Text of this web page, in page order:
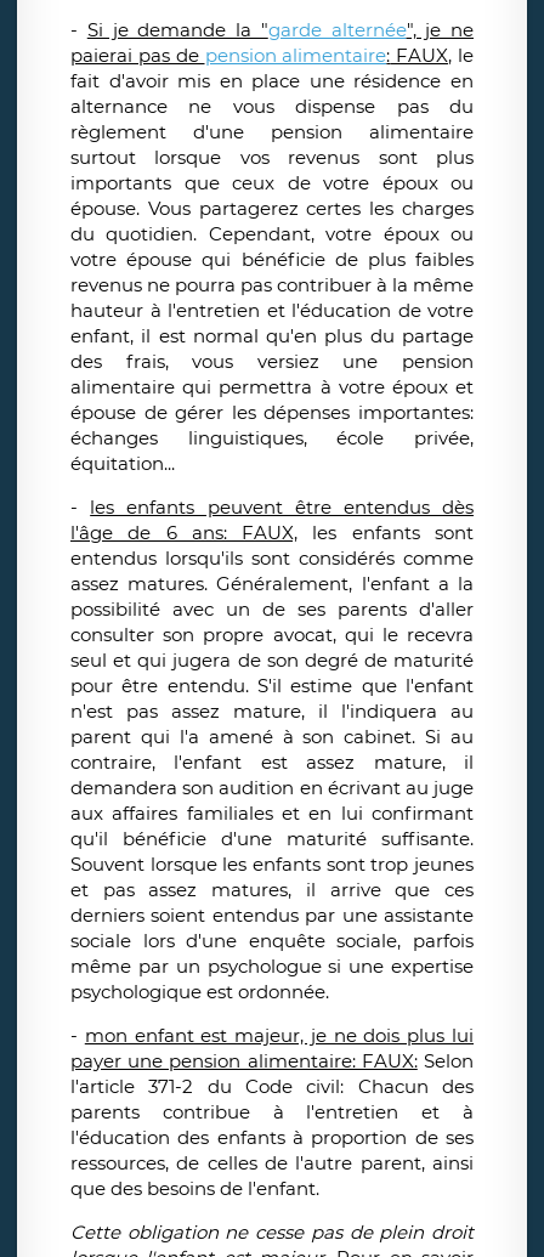
- Si je demande la "garde alternée", je ne
paierai pas de pension alimentaire: FAUX, le
fait d'avoir mis en place une résidence en
alternance ne vous dispense pas du
règlement d'une pension alimentaire
surtout lorsque vos revenus sont plus
importants que ceux de votre époux ou
épouse. Vous partagerez certes les charges
du quotidien. Cependant, votre époux ou
votre épouse qui bénéficie de plus faibles
revenus ne pourra pas contribuer à la même
hauteur à l'entretien et l'éducation de votre
enfant, il est normal qu'en plus du partage
des frais, vous versiez une pension
alimentaire qui permettra à votre époux et
épouse de gérer les dépenses importantes:
échanges linguistiques, école privée,
équitation...
- les enfants peuvent être entendus dès
l'âge de 6 ans: FAUX, les enfants sont
entendus lorsqu'ils sont considérés comme
assez matures. Généralement, l'enfant a la
possibilité avec un de ses parents d'aller
consulter son propre avocat, qui le recevra
seul et qui jugera de son degré de maturité
pour être entendu. S'il estime que l'enfant
n'est pas assez mature, il l'indiquera au
parent qui l'a amené à son cabinet. Si au
contraire, l'enfant est assez mature, il
demandera son audition en écrivant au juge
aux affaires familiales et en lui confirmant
qu'il bénéficie d'une maturité suffisante.
Souvent lorsque les enfants sont trop jeunes
et pas assez matures, il arrive que ces
derniers soient entendus par une assistante
sociale lors d'une enquête sociale, parfois
même par un psychologue si une expertise
psychologique est ordonnée.
- mon enfant est majeur, je ne dois plus lui
payer une pension alimentaire: FAUX:Selon
l'article 371-2 du Code civil: Chacun des
parents contribue à l'entretien et à
l'éducation des enfants à proportion de ses
ressources, de celles de l'autre parent, ainsi
que des besoins de l'enfant.
Cette obligation ne cesse pas de plein droit